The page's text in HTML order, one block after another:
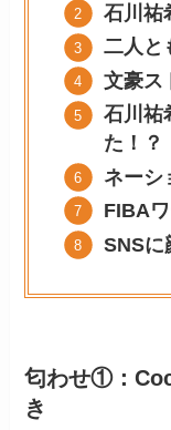
石川祐
二人と
文豪ス
石川祐
た！？
ネーシ
FIBA
SNSに
匂わせ①：
き